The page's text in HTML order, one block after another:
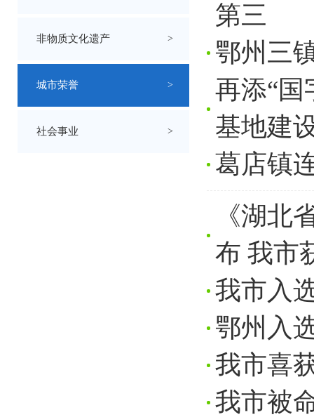
非物质文化遗产 >
城市荣誉 >
社会事业 >
第三
鄂州三
再添“国
基地建
葛店镇
《湖北
布 我市
我市入
鄂州入
我市喜
我市被